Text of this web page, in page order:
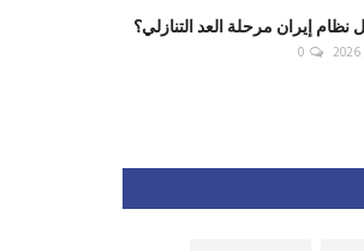
إيران مرحلة العد التنازلي؟
0